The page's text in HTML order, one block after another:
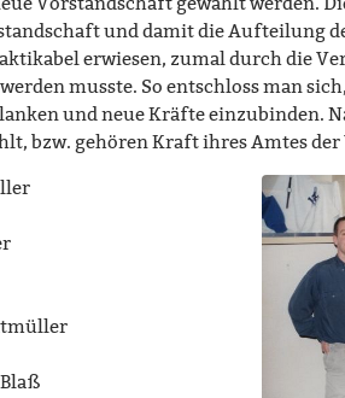
und damit die Aufteilung
erwiesen, zumal durch die
musste. So entschloss man
und neue Kräfte einzubinden.
bzw. gehören Kraft ihres Amtes